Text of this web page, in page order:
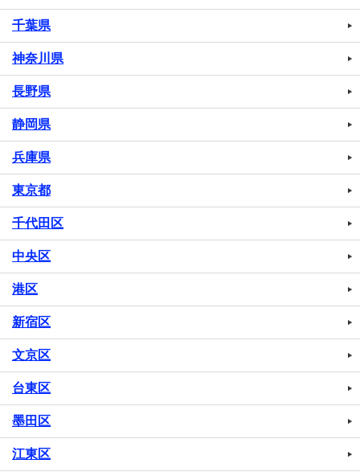
千葉県
神奈川県
長野県
静岡県
兵庫県
東京都
千代田区
中央区
港区
新宿区
文京区
台東区
墨田区
江東区